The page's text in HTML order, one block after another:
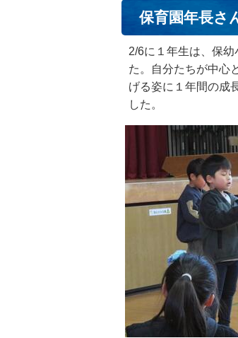
保育園年長さ
2/6に１年生は、保
た。自分たちが中心
げる姿に１年間の成
した。